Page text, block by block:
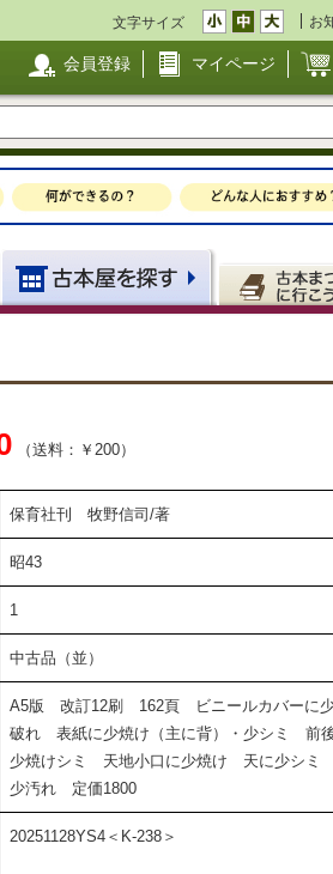
文字サイズ お
会員登録 マイページ
（送料：￥200）
保育社刊 牧野信司/著
昭43
1
中古品（並）
A5版 改訂12刷 162頁 ビニールカバーに
破れ 表紙に少焼け（主に背）・少シミ 前
少焼けシミ 天地小口に少焼け 天に少シミ
少汚れ 定価1800
20251128YS4＜K-238＞